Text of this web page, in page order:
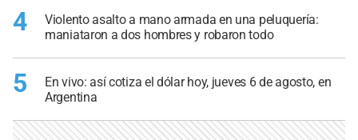
4
Violento asalto a mano armada en una peluquería:
maniataron a dos hombres y robaron todo
5
En vivo: así cotiza el dólar hoy, jueves 6 de agosto, en
Argentina